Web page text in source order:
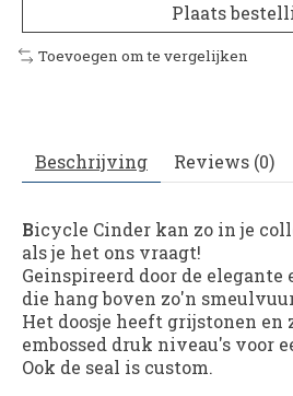
Plaats
Toevoegen om te vergelijken
Beschrijving Reviews (0)
Bicycle Cinder kan zo in je
als je het ons vraagt!
Geinspireerd door de
die hang boven zo'n
Het doosje heeft grijstonen
embossed druk niveau's voor
Ook de seal is custom.